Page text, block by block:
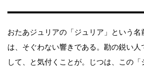
おたあジュリアの「ジュリア」という名
は、そぐわない響きである。勘の鋭い人
して、と気付くことが。じつは、この「